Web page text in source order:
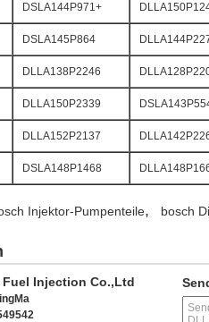
DSLA144P971+
DSLA145P864
DLLA138P2246
DLLA150P2339
DLLA152P2137
DSLA148P1468
Injektor-Pumpenteile, bosch
Injection Co.,Ltd